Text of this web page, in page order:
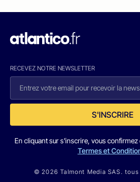
RECEVEZ NOTRE NEWSLETTER
S'INSCRIRE
En cliquant sur s'inscrire, vous
Termes et
© 2026 Talmont Media SAS.